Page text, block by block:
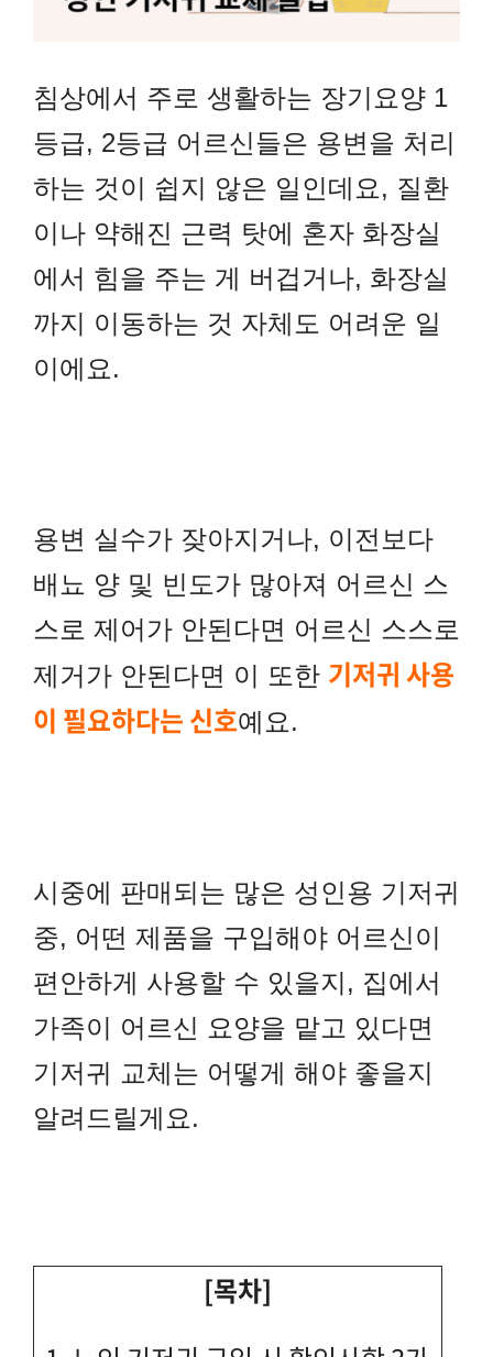
침상에서 주로 생활하는 장기요양 1
등급, 2등급 어르신들은 용변을 처리
하는 것이 쉽지 않은 일인데요, 질환
이나 약해진 근력 탓에 혼자 화장실
에서 힘을 주는 게 버겁거나, 화장실
까지 이동하는 것 자체도 어려운 일
이에요.
용변 실수가 잦아지거나, 이전보다
배뇨 양 및 빈도가 많아져 어르신 스
스로 제어가 안된다면 어르신 스스로
제거가 안된다면 이 또한 기저귀 사용
이 필요하다는 신호예요.
시중에 판매되는 많은 성인용 기저귀
중, 어떤 제품을 구입해야 어르신이
편안하게 사용할 수 있을지, 집에서
가족이 어르신 요양을 맡고 있다면
기저귀 교체는 어떻게 해야 좋을지
알려드릴게요.
[목차]